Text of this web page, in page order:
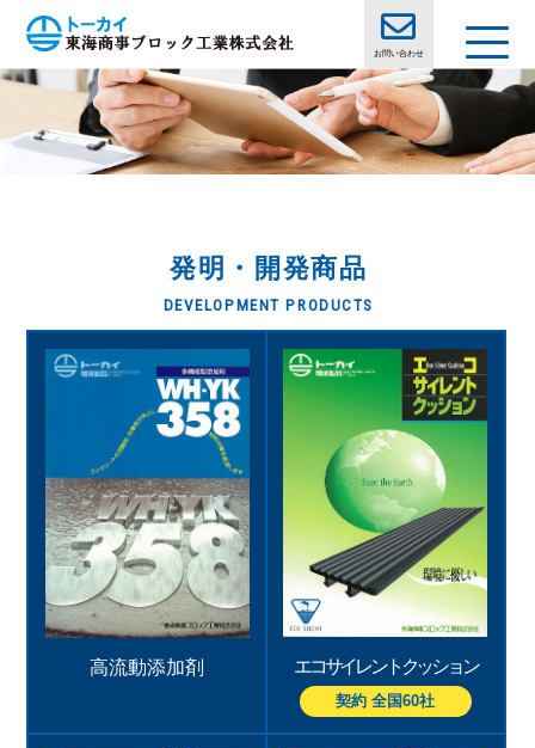
お問い合わせ
発明・開発商品
高流動添加剤 エコサイレントクッション
契約 全国60社